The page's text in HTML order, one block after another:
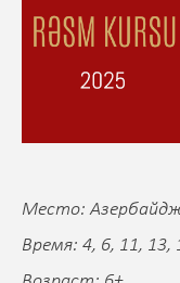
Место:
Время: 4, 6, 11, 13,